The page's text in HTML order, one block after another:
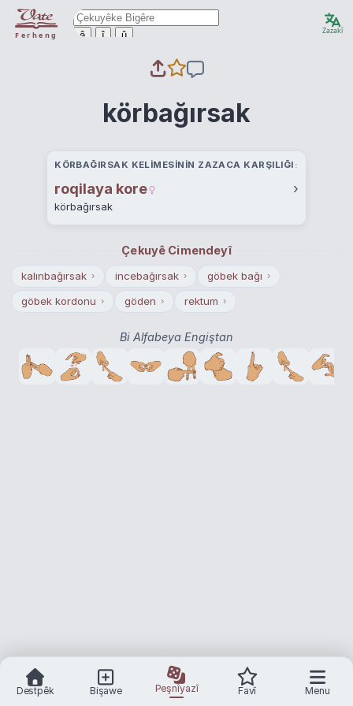
Ferheng ê î û Zazakî
körbağırsak
KÖRBAĞIRSAK KELIMESININ ZAZACA KARŞILIĞI
roqilaya kore ›
körbağırsak
Çekuyê Cimendeyî
kalınbağırsak › incebağırsak › göbek bağı ›
göbek kordonu › göden › rektum ›
Bi Alfabeya Engiştan
Destpêk Bişawe Peşnîyazî Favî Menu